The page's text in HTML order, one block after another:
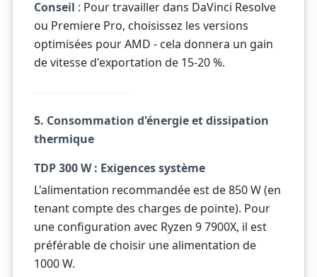
Conseil : Pour travailler dans DaVinci Resolve
ou Premiere Pro, choisissez les versions
optimisées pour AMD - cela donnera un gain
de vitesse d'exportation de 15-20 %.
5. Consommation d'énergie et dissipation
thermique
TDP 300 W : Exigences système
L'alimentation recommandée est de 850 W (en
tenant compte des charges de pointe). Pour
une configuration avec Ryzen 9 7900X, il est
préférable de choisir une alimentation de
1000 W.